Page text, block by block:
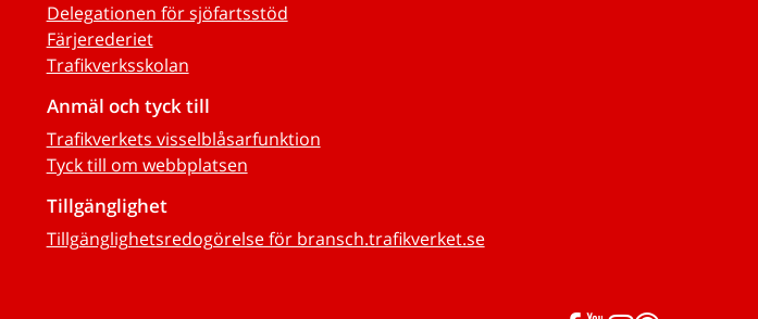
Delegationen för sjöfartsstöd
Färjerederiet
Trafikverksskolan
Anmäl och tyck till
Trafikverkets visselblåsarfunktion
Tyck till om webbplatsen
Tillgänglighet
Tillgänglighetsredogörelse för bransch.trafikverket.se